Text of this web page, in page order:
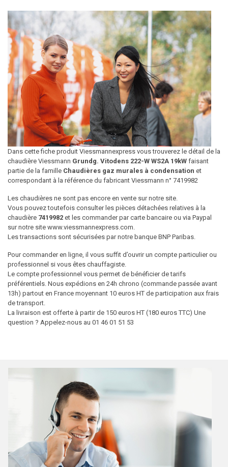
Dans cette fiche produit Viessmannexpress vous trouverez le détail de la
chaudière Viessmann Grundg. Vitodens 222-W WS2A 19kW faisant
partie de la famille Chaudières gaz murales à condensation et
correspondant à la référence du fabricant Viessmann n° 7419982
Les chaudières ne sont pas encore en vente sur notre site.
Vous pouvez toutefois consulter les pièces détachées relatives à la
chaudière 7419982 et les commander par carte bancaire ou via Paypal
sur notre site www.viessmannexpress.com.
Les transactions sont sécurisées par notre banque BNP Paribas.
Pour commander en ligne, il vous suffit d’ouvrir un compte particulier ou
professionnel si vous êtes chauffagiste.
Le compte professionnel vous permet de bénéficier de tarifs
préférentiels. Nous expédions en 24h chrono (commande passée avant
13h) partout en France moyennant 10 euros HT de participation aux frais
de transport.
La livraison est offerte à partir de 150 euros HT (180 euros TTC) Une
question ? Appelez-nous au 01 46 01 51 53